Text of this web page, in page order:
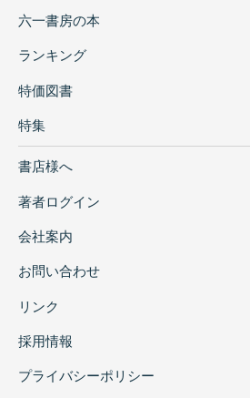
施され、各筆記の冒頭には点
が付されています。これによ
究するうえで、極めて豊かな
第一冊には、遼・金・元に関
――『咸淳遺事』『古杭雑記』
が収められており、当時の社
化、人物逸話、歴史記録など
史・文化史の細部を補う一次
であり、遼金元文史研究の深
る内容となっています。
六一書房の本
ランキング
特価図書
特集
書店様へ
著者ログイン
会社案内
お問い合わせ
リンク
採用情報
プライバシーポリシー